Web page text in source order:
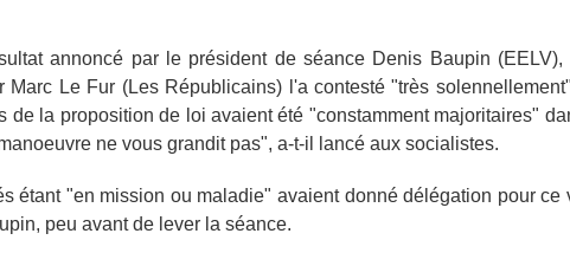
annoncé par le président de séance Denis Baupin
Marc Le Fur (Les Républicains) l'a contesté "très
de la proposition de loi avaient été "constamment majoritaires"
ne vous grandit pas", a-t-il lancé aux socialistes.
étant "en mission ou maladie" avaient donné délégation pour ce
peu avant de lever la séance.